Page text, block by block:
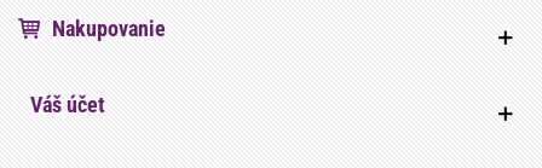
Nakupovanie
Váš účet